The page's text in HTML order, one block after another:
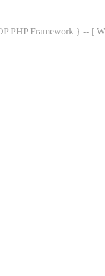
PHP Framework } -- [